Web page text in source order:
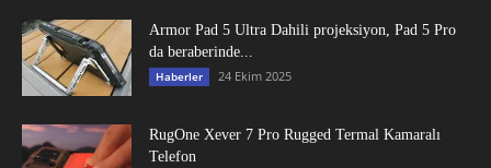
Armor Pad 5 Ultra Dahili projeksiyon, Pad 5 Pro
da beraberinde...
Haberler 24 Ekim 2025
RugOne Xever 7 Pro Rugged Termal Kamaralı
Telefon